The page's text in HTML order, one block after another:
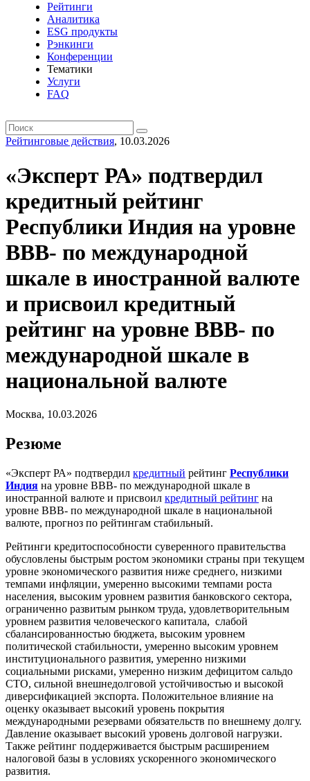
Рейтинги
Аналитика
ESG продукты
Рэнкинги
Конференции
Тематики
Услуги
FAQ
Рейтинговые действия, 10.03.2026
«Эксперт РА» подтвердил
кредитный рейтинг
Республики Индия на уровне
BBB- по международной
шкале в иностранной валюте
и присвоил кредитный
рейтинг на уровне ВВВ- по
международной шкале в
национальной валюте
Москва, 10.03.2026
Резюме
«Эксперт РА» подтвердил кредитный рейтинг Республики
Индия на уровне BBB- по международной шкале в
иностранной валюте и присвоил кредитный рейтинг на
уровне BBB- по международной шкале в национальной
валюте, прогноз по рейтингам стабильный.
Рейтинги кредитоспособности суверенного правительства
обусловлены быстрым ростом экономики страны при текущем
уровне экономического развития ниже среднего, низкими
темпами инфляции, умеренно высокими темпами роста
населения, высоким уровнем развития банковского сектора,
ограниченно развитым рынком труда, удовлетворительным
уровнем развития человеческого капитала, слабой
сбалансированностью бюджета, высоким уровнем
политической стабильности, умеренно высоким уровнем
институционального развития, умеренно низкими
социальными рисками, умеренно низким дефицитом сальдо
СТО, сильной внешнедолговой устойчивостью и высокой
диверсификацией экспорта. Положительное влияние на
оценку оказывает высокий уровень покрытия
международными резервами обязательств по внешнему долгу.
Давление оказывает высокий уровень долговой нагрузки.
Также рейтинг поддерживается быстрым расширением
налоговой базы в условиях ускоренного экономического
развития.